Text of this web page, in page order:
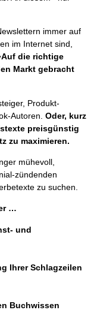
immer auf
im Internet sind,
die richtige
Markt gebracht
Produkt-
Autoren. Oder, kurz
preisgünstig
zu maximieren.
mühevoll,
zündenden
zu suchen.
…
und
Ihrer Schlagzeilen
Buchwissen